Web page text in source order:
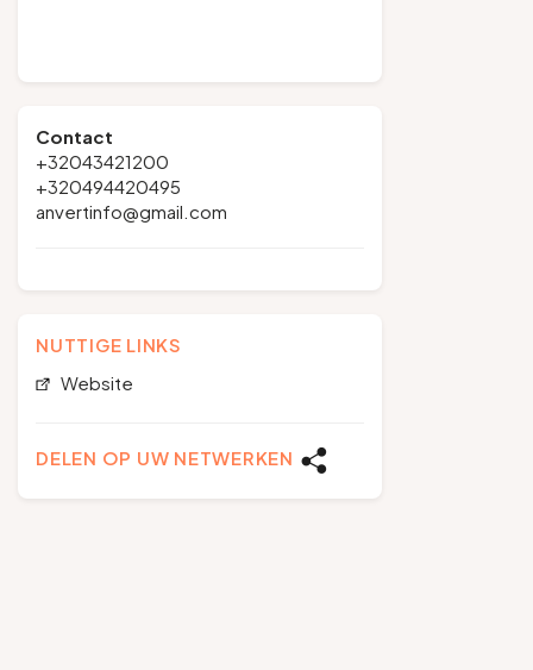
Contact
+32043421200
+320494420495
anvertinfo@gmail.com
NUTTIGE LINKS
Website
DELEN OP UW NETWERKEN